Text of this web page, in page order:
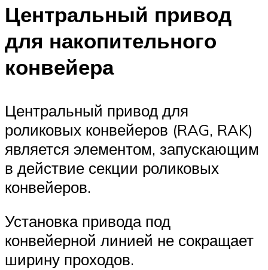
Центральный привод
для накопительного
конвейера
Центральный привод для
роликовых конвейеров (RAG, RAK)
является элементом, запускающим
в действие секции роликовых
конвейеров.
Установка привода под
конвейерной линией не сокращает
ширину проходов.